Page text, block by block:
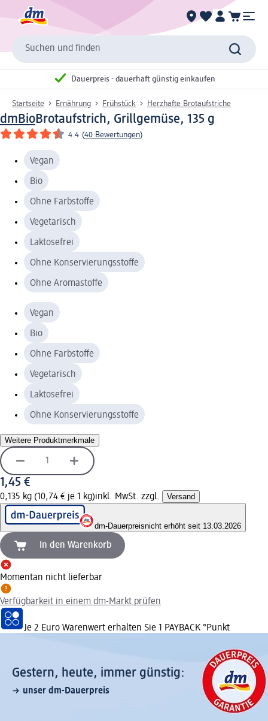
Suchen und finden
Dauerpreis - dauerhaft günstig einkaufen
Startseite Ernährung Frühstück Herzhafte Brotaufstriche
dmBioBrotaufstrich, Grillgemüse, 135 g
4.4 (40 Bewertungen)
Vegan
Bio
Ohne Farbstoffe
Vegetarisch
Laktosefrei
Ohne Konservierungsstoffe
Ohne Aromastoffe
Vegan
Bio
Ohne Farbstoffe
Vegetarisch
Laktosefrei
Ohne Konservierungsstoffe
Weitere Produktmerkmale
1,45 €
0,135 kg (10,74 € je 1 kg)inkl. MwSt. zzgl. Versand
dm-Dauerpreisnicht erhöht seit 13.03.2026
In den Warenkorb
Momentan nicht lieferbar
Verfügbarkeit in einem dm-Markt prüfen
Je 2 Euro Warenwert erhalten Sie 1 PAYBACK °Punkt
Gestern, heute, immer günstig:
unser dm-Dauerpreis